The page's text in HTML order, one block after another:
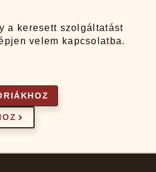
a keresett szolgáltatást
velem kapcsolatba.